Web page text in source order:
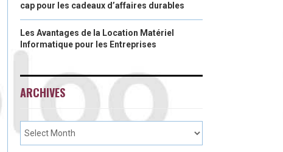
cap pour les cadeaux d’affaires durables
Les Avantages de la Location Matériel
Informatique pour les Entreprises
ARCHIVES